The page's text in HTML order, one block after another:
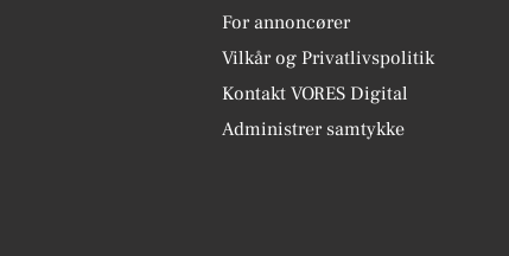
For annoncører
Vilkår og Privatlivspolitik
Kontakt VORES Digital
Administrer samtykke